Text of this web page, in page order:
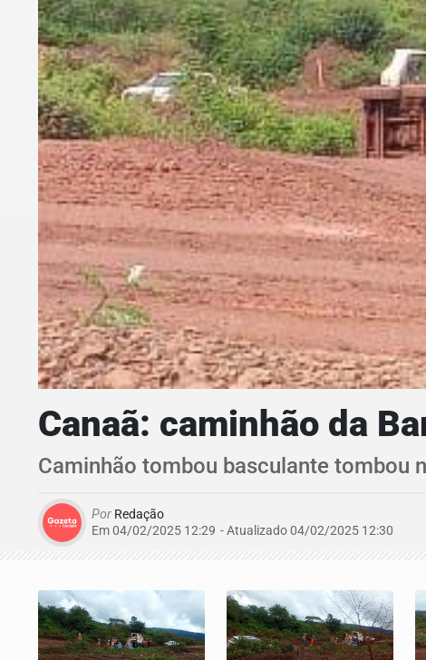
Canaã: caminhão da
Caminhão tombou basculante tombou
Por Redação
Em 04/02/2025 12:29 - Atualizado04/02/2025 12:30